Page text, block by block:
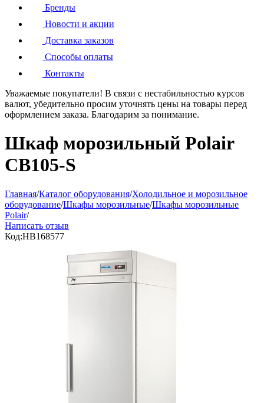
Бренды
Новости и акции
Доставка заказов
Способы оплаты
Контакты
Уважаемые покупатели! В связи с нестабильностью курсов
валют, убедительно просим уточнять цены на товары перед
оформлением заказа. Благодарим за понимание.
Шкаф морозильный Polair
CB105-S
Главная/Каталог оборудования/Холодильное и морозильное
оборудование/Шкафы морозильные/Шкафы морозильные
Polair/
Написать отзыв
Код:HB168577